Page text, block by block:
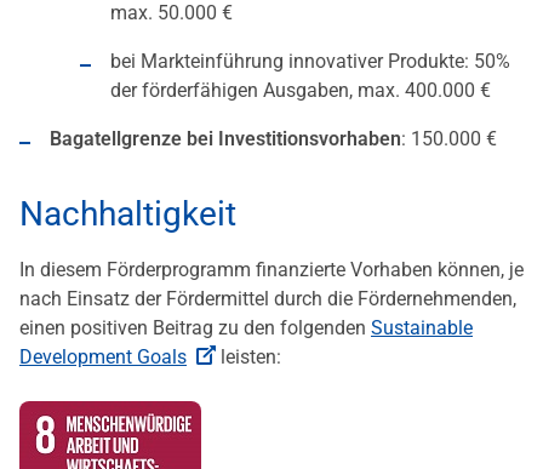
max. 50.000 €
bei Markteinführung innovativer Produkte: 50%
der förderfähigen Ausgaben, max. 400.000 €
Bagatellgrenze bei Investitionsvorhaben: 150.000 €
Nachhaltigkeit
In diesem Förderprogramm finanzierte Vorhaben können, je
nach Einsatz der Fördermittel durch die Fördernehmenden,
einen positiven Beitrag zu den folgenden Sustainable
Development Goals
leisten: